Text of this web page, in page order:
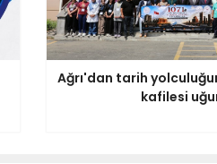
Ağrı'dan tarih
kafilesi